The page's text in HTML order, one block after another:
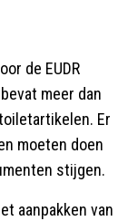
de EUDR
bevat meer dan
Er
moeten doen
stijgen.
aanpakken van